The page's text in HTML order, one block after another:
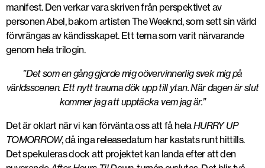
manifest. Den verkar vara skriven från perspektivet av
personen Abel, bakom artisten The Weeknd, som sett sin värld
förvrängas av kändisskapet. Ett tema som varit närvarande
genom hela trilogin.
”Det som en gång gjorde mig oövervinnerlig svek mig på
världsscenen. Ett nytt trauma dök upp till ytan. När dagen är slut
kommer jag att upptäcka vem jag är.”
Det är oklart när vi kan förvänta oss att få helaHURRY UP
TOMORROW, då inga releasedatum har kastats runt hittills.
Det spekuleras dock att projektet kan landa efter att den